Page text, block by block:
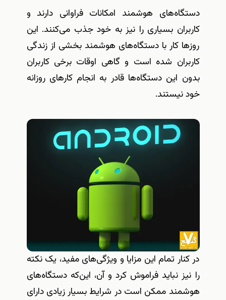
دستگاه‌های هوشمند امکانات فراوانی دارند و
کاربران بسیاری را نیز به خود جذب می‌کنند. این
روزها کار با دستگاه‌های هوشمند بخشی از زندگی
کاربران شده است و گاهی اوقات برخی کاربران
بدون این دستگاه‌ها قادر به انجام کارهای روزانه
خود نیستند.
در کنار تمام این مزایا و ویژگی‌های مفید، یک نکته
را نیز نباید فراموش کرد و آن، این‌که دستگاه‌های
هوشمند ممکن است در شرایط بسیار زیادی دارای